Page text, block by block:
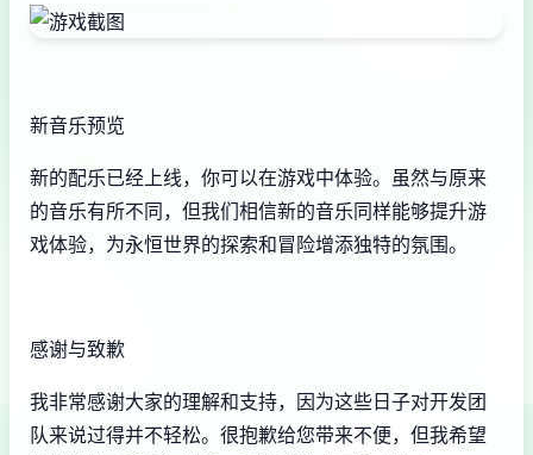
新音乐预览
新的配乐已经上线，你可以在游戏中体验。虽然与原来
的音乐有所不同，但我们相信新的音乐同样能够提升游
戏体验，为永恒世界的探索和冒险增添独特的氛围。
感谢与致歉
我非常感谢大家的理解和支持，因为这些日子对开发团
队来说过得并不轻松。很抱歉给您带来不便，但我希望